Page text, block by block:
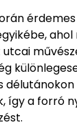
így a forró